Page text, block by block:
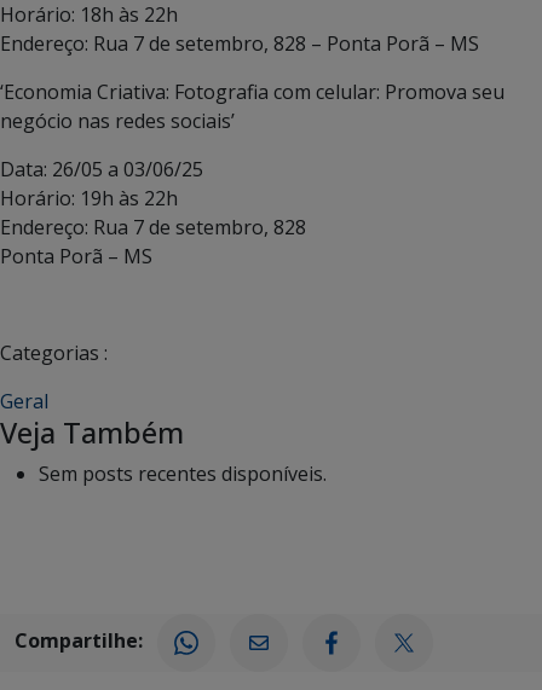
Horário: 18h às 22h
Endereço: Rua 7 de setembro, 828 – Ponta Porã – MS
‘Economia Criativa: Fotografia com celular: Promova seu
negócio nas redes sociais’
Data: 26/05 a 03/06/25
Horário: 19h às 22h
Endereço: Rua 7 de setembro, 828
Ponta Porã – MS
Categorias :
Geral
Veja Também
Sem posts recentes disponíveis.
Compartilhe: